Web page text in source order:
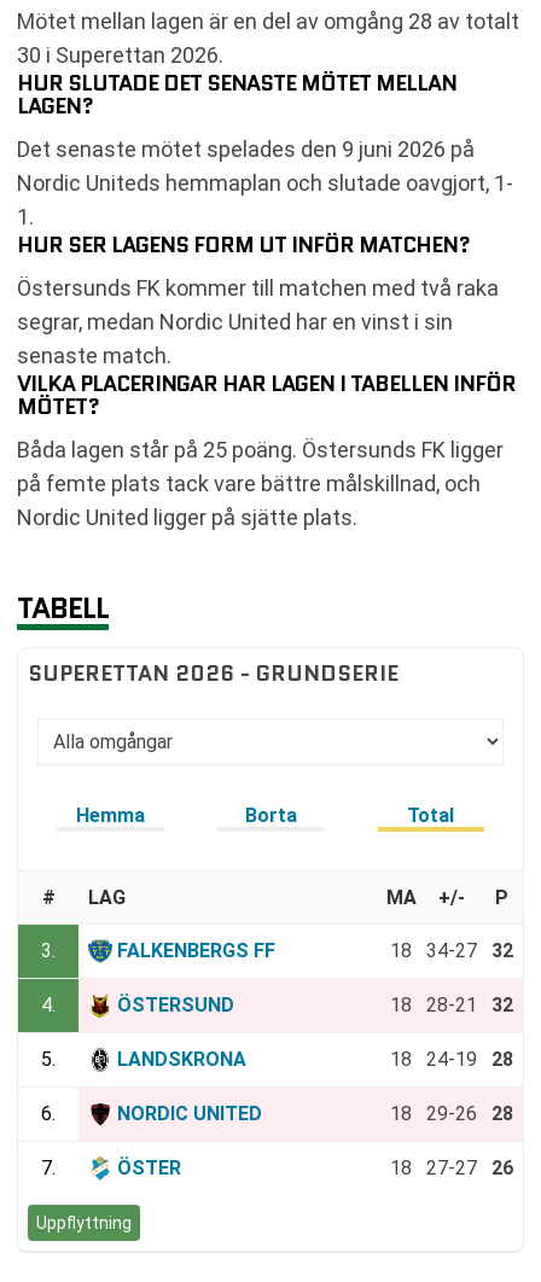
Mötet mellan lagen är en del av omgång 28 av totalt
30 i Superettan 2026.
HUR SLUTADE DET SENASTE MÖTET MELLAN
LAGEN?
Det senaste mötet spelades den 9 juni 2026 på
Nordic Uniteds hemmaplan och slutade oavgjort, 1-
1.
HUR SER LAGENS FORM UT INFÖR MATCHEN?
Östersunds FK kommer till matchen med två raka
segrar, medan Nordic United har en vinst i sin
senaste match.
VILKA PLACERINGAR HAR LAGEN I TABELLEN INFÖR
MÖTET?
Båda lagen står på 25 poäng. Östersunds FK ligger
på femte plats tack vare bättre målskillnad, och
Nordic United ligger på sjätte plats.
TABELL
SUPERETTAN 2026 - GRUNDSERIE
Hemma Borta Total
# LAG MA +/- P
3. FALKENBERGS FF 18 34-27 32
4. ÖSTERSUND 18 28-21 32
5. LANDSKRONA 18 24-19 28
6. NORDIC UNITED 18 29-26 28
7. ÖSTER 18 27-27 26
Uppflyttning